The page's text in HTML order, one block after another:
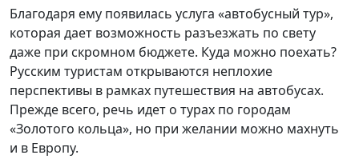
Благодаря ему появилась услуга «автобусный тур»,
которая дает возможность разъезжать по свету
даже при скромном бюджете. Куда можно поехать?
Русским туристам открываются неплохие
перспективы в рамках путешествия на автобусах.
Прежде всего, речь идет о турах по городам
«Золотого кольца», но при желании можно махнуть
и в Европу.